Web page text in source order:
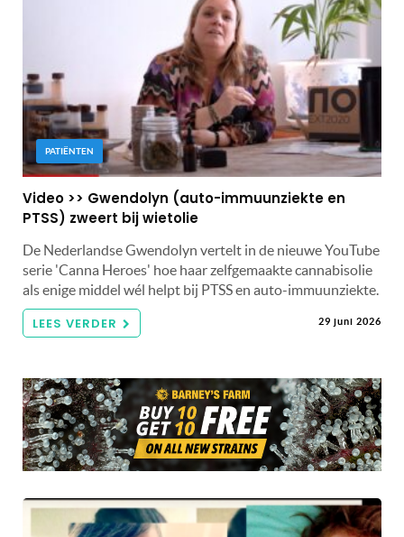
PATIËNTEN
Video >> Gwendolyn (auto-immuunziekte en
PTSS) zweert bij wietolie
De Nederlandse Gwendolyn vertelt in de nieuwe YouTube
serie 'Canna Heroes' hoe haar zelfgemaakte cannabisolie
als enige middel wél helpt bij PTSS en auto-immuunziekte.
LEES VERDER 29 juni 2026